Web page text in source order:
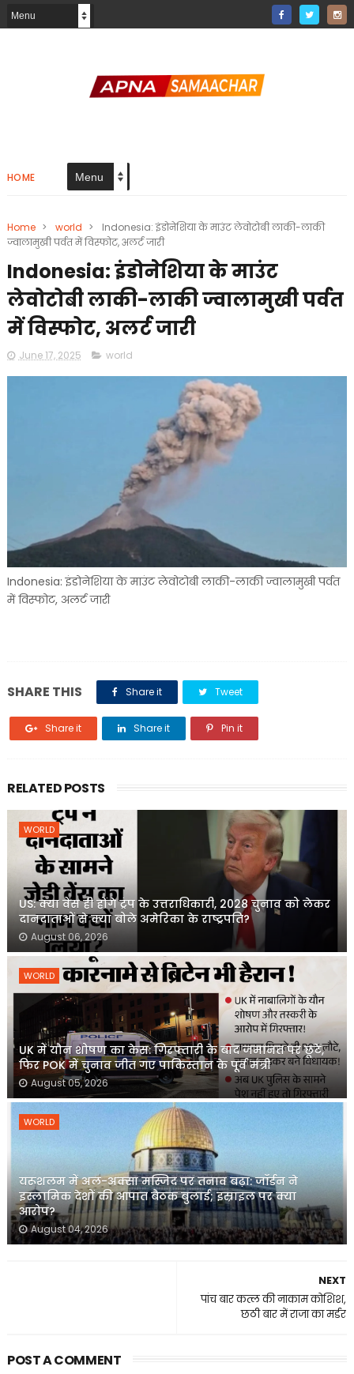
HOME
Home > world >
Indonesia: इंडोनेशिया के माउंट लेवोटोबी लाकी-लाकी
ज्वालामुखी पर्वत में विस्फोट, अलर्ट जारी
Indonesia: इंडोनेशिया के माउंट
लेवोटोबी लाकी-लाकी ज्वालामुखी पर्वत
में विस्फोट, अलर्ट जारी
June 17, 2025 world
Indonesia: इंडोनेशिया के माउंट लेवोटोबी लाकी-लाकी ज्वालामुखी पर्वत
में विस्फोट, अलर्ट जारी
SHARE THIS Share it Tweet
Share it Share it Pin it
RELATED POSTS
WORLD
US: क्या वेंस ही होंगे ट्रंप के उत्तराधिकारी, 2028 चुनाव को लेकर
दानदाताओं से क्या बोले अमेरिका के राष्ट्रपति?
August 06, 2026
WORLD
UK में यौन शोषण का केस: गिरफ्तारी के बाद जमानत पर छूटे,
फिर POK में चुनाव जीत गए पाकिस्तान के पूर्व मंत्री
August 05, 2026
WORLD
यरूशलम में अल-अक्सा मस्जिद पर तनाव बढ़ा: जॉर्डन ने
इस्लामिक देशों की आपात बैठक बुलाई; इस्राइल पर क्या
आरोप?
August 04, 2026
NEXT
पांच बार कत्ल की नाकाम कोशिश,
छठी बार में राजा का मर्डर
POST A COMMENT